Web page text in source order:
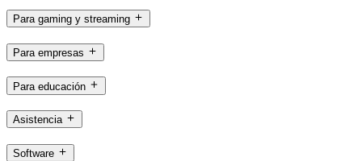
Para gaming y streaming
Para empresas
Para educación
Asistencia
Software